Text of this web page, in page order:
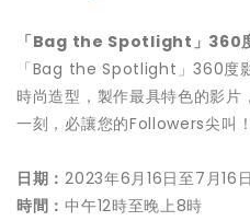
「Bag the Spotlight」 360
「Bag the Spotlight」360度
時尚造型，製作最具特色的影
一刻，必讓您的Followers尖叫！
日期：2023年6月16日至7月16日
時間：中午12時至晚上8時